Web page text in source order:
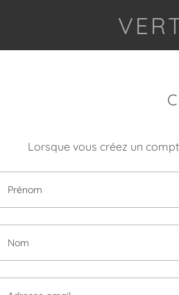
Lorsque vous créez un